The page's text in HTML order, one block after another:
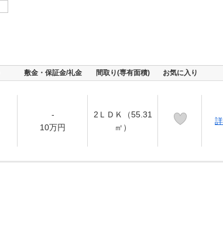
敷金・保証金/礼金 間取り(専有面積) お気に入り
-
10万円
2ＬＤＫ（55.31
㎡）